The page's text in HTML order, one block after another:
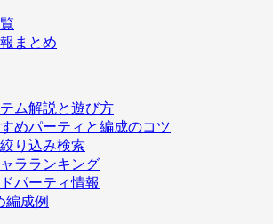
まとめ
ム解説と遊び方
めパーティと編成のコツ
り込み検索
ラランキング
パーティ情報
編成例